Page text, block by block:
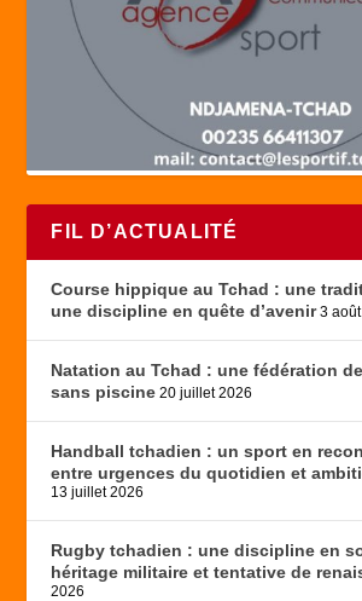
FIL D’ACTUALITÉ
Course hippique au Tchad : une
une discipline en quête d’avenir 3
Natation au Tchad : une fédération
sans piscine 20 juillet 2026
Handball tchadien : un sport en
entre urgences du quotidien et
13 juillet 2026
Rugby tchadien : une discipline en
héritage militaire et tentative de
2026